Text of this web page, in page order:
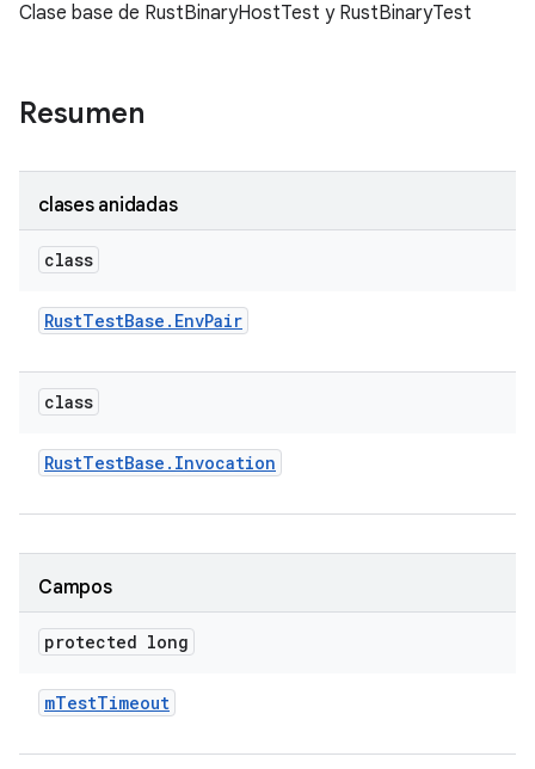
Clase base de RustBinaryHostTest y RustBinaryTest
Resumen
clases anidadas
class
RustTestBase . EnvPair
class
RustTestBase . Invocation
Campos
protected long
mTestTimeout